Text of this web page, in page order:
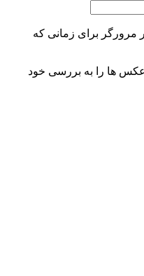
مرورگر برای زمانی که
عکس ها را به بررسی خود